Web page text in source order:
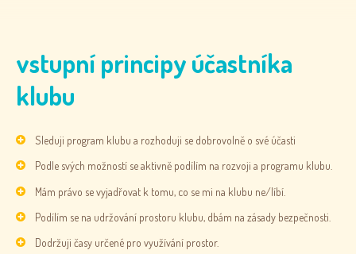
vstupní principy účastníka
klubu
Sleduji program klubu a rozhoduji se dobrovolně o své účasti
Podle svých možností se aktivně podílím na rozvoji a programu klubu.
Mám právo se vyjadřovat k tomu, co se mi na klubu ne/líbí.
Podílím se na udržování prostoru klubu, dbám na zásady bezpečnosti.
Dodržuji časy určené pro využívání prostor.